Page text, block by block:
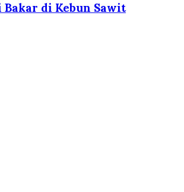
Bakar di Kebun Sawit